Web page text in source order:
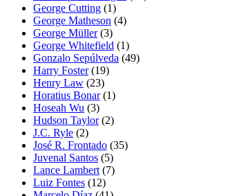
George Cutting (1)
George Matheson (4)
George Müller(3)
George Whitefield (1)
Gonzalo Sepúlveda (49)
Harry Foster(19)
Henry Law (23)
Horatius Bonar(1)
Hoseah Wu (3)
Hudson Taylor(2)
J.C. Ryle (2)
José R. Frontado (35)
Juvenal Santos (5)
Lance Lambert (7)
Luiz Fontes (12)